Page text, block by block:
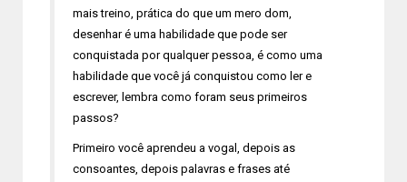
mais treino, prática do que um mero dom,
desenhar é uma habilidade que pode ser
conquistada por qualquer pessoa, é como uma
habilidade que você já conquistou como ler e
escrever, lembra como foram seus primeiros
passos?
Primeiro você aprendeu a vogal, depois as
consoantes, depois palavras e frases até